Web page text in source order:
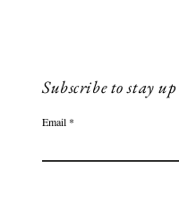
Subscribe to stay
Email